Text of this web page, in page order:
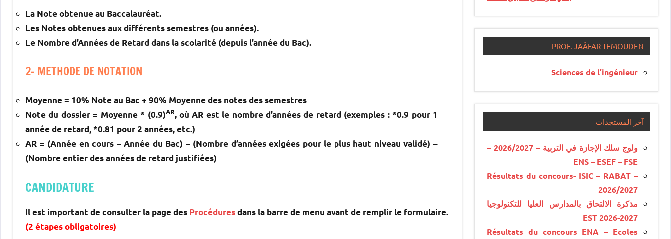
La Note obtenue au Baccalauréat.
Les Notes obtenues aux différents semestres (ou années).
Le Nombre d’Années de Retard dans la scolarité (depuis l’année du Bac).
2- METHODE DE NOTATION
Moyenne = 10% Note au Bac + 90% Moyenne des notes des semestres
Note du dossier = Moyenne * (0.9)AR, où AR est le nombre d’années de retard (exemples : *0.9 pour 1
année de retard, *0.81 pour 2 années, etc.)
AR = (Année en cours – Année du Bac) – (Nombre d’années exigées pour le plus haut niveau validé) –
(Nombre entier des années de retard justifiées)
CANDIDATURE
Il est important de consulter la page des Procéduresdans la barre de menu avant de remplir le formulaire.
(2 étapes obligatoires)
PROF. JAÂFAR TEMOUDEN
Sciences de l’ingénieur
آخر المستجدات
ولوج سلك الإجازة في التربية – 2026/2027 –
ENS – ESEF – FSE
Résultats du concours- ISIC – RABAT –
2026/2027
مذكرة الالتحاق بالمدارس العليا للتكنولوجيا
EST 2026-2027
Résultats du concours ENA – Ecoles